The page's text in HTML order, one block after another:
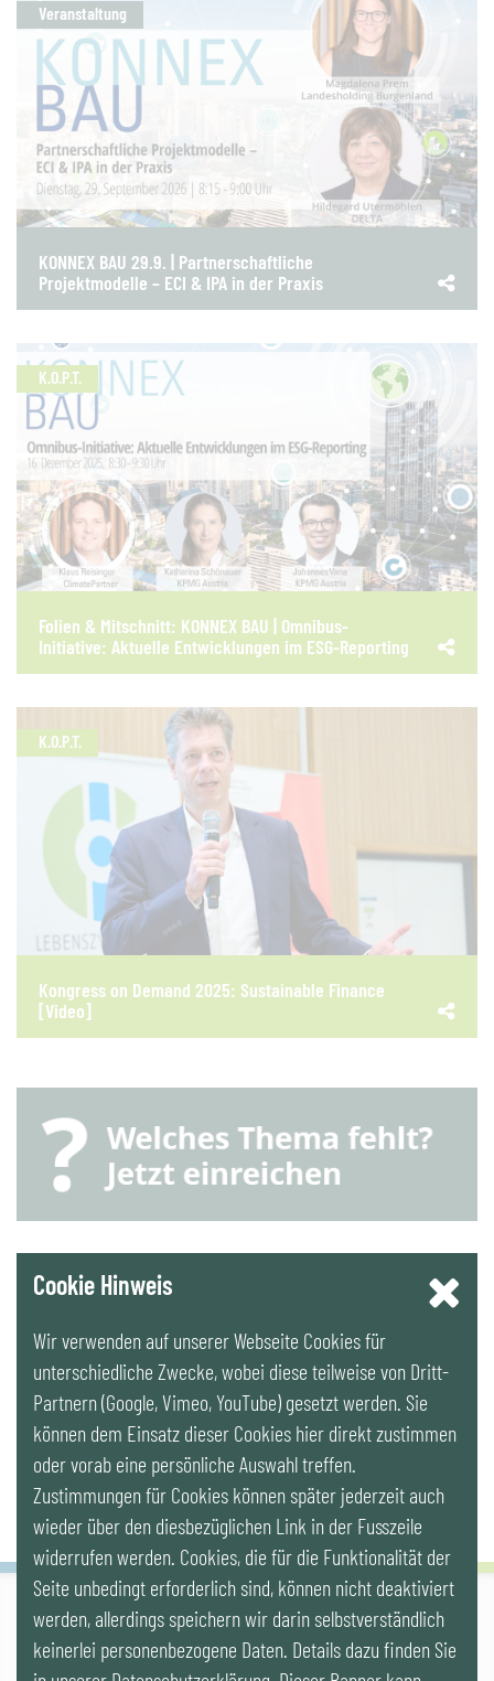
Veranstaltung
KONNEX BAU 29.9. | Partnerschaftliche
Projektmodelle – ECI & IPA in der Praxis
K.O.P.T.
Folien & Mitschnitt: KONNEX BAU | Omnibus-
Initiative: Aktuelle Entwicklungen im ESG-Reporting
K.O.P.T.
Kongress on Demand 2025: Sustainable Finance
[Video]
YouTube
LinkedIn
Newsletter
IG LEBENSZYKLUS BAU
Wipplingerstr. 10/Top 9, Stoß im Himmel, A-1010 Wien
office@ig-lebenszyklus.at
Cookie Hinweis
Wir verwenden auf unserer Webseite Cookies für
unterschiedliche Zwecke, wobei diese teilweise von Dritt-
Partnern (Google, Vimeo, YouTube) gesetzt werden. Sie
können dem Einsatz dieser Cookies hier direkt zustimmen
oder vorab eine persönliche Auswahl treffen.
Zustimmungen für Cookies können später jederzeit auch
wieder über den diesbezüglichen Link in der Fusszeile
widerrufen werden. Cookies, die für die Funktionalität der
Seite unbedingt erforderlich sind, können nicht deaktiviert
werden, allerdings speichern wir darin selbstverständlich
keinerlei personenbezogene Daten. Details dazu finden Sie